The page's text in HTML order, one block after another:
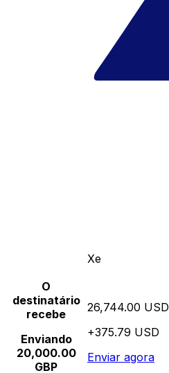
Xe
O
destinatário
recebe
Enviando
20,000.00
GBP
26,744.00 USD
+375.79 USD
Enviar agora